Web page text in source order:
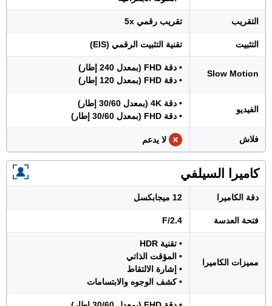
التقريب تقريب رقمي 5x
التثبيت تقنية التثبيت الرقمي (EIS)
Slow Motion
• دقة FHD (بمعدل 240 إطار)
• دقة FHD (بمعدل 120 إطار)
الفيديو
• دقة 4K (بمعدل 30/60 إطار)
• دقة FHD (بمعدل 30/60 إطار)
فلاش لا يدعم
كاميرا السيلفي
دقة الكاميرا 12 ميجابكسل
فتحة العدسة F/2.4
مميزات الكاميرا
• تقنية HDR
• المؤقت الذاتي
• إشارة الالتقاط
• كشف الوجوه والابتسامات